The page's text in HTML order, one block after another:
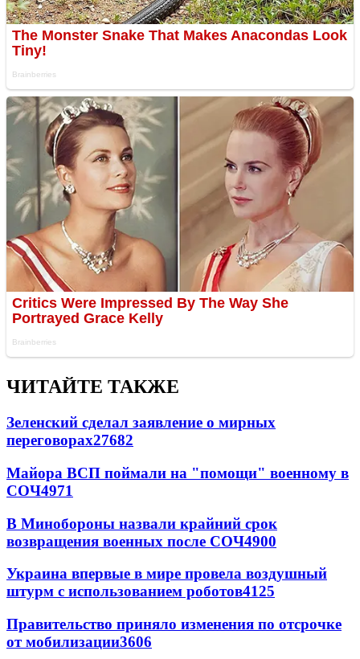
ЧИТАЙТЕ ТАКЖЕ
Зеленский сделал заявление о мирных
переговорах27682
Майора ВСП поймали на "помощи" военному в
СОЧ4971
В Минобороны назвали крайний срок
возвращения военных после СОЧ4900
Украина впервые в мире провела воздушный
штурм с использованием роботов4125
Правительство приняло изменения по отсрочке
от мобилизации3606